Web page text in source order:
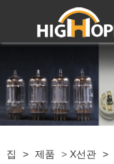
집 > 제품 > X선관 >